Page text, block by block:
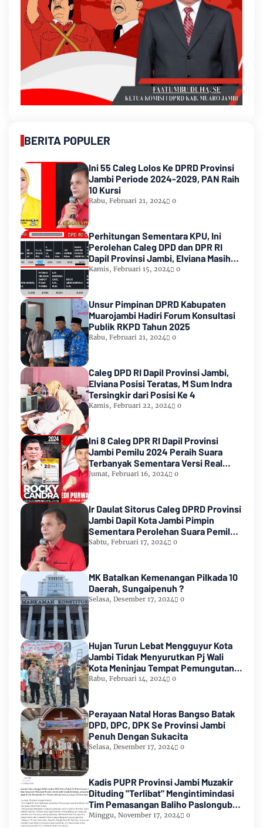
BERITA POPULER
Ini 55 Caleg Lolos Ke DPRD Provinsi
Jambi Periode 2024-2029, PAN Raih
10 Kursi
Rabu, Februari 21, 2024 0
Perhitungan Sementara KPU, Ini
Perolehan Caleg DPD dan DPR RI
Dapil Provinsi Jambi, Elviana Masih
Urutan Kedua Teratas
Kamis, Februari 15, 2024 0
Unsur Pimpinan DPRD Kabupaten
Muarojambi Hadiri Forum Konsultasi
Publik RKPD Tahun 2025
Rabu, Februari 21, 2024 0
Caleg DPD RI Dapil Provinsi Jambi,
Elviana Posisi Teratas, M Sum Indra
Tersingkir dari Posisi Ke 4
Kamis, Februari 22, 2024 0
Ini 8 Caleg DPR RI Dapil Provinsi
Jambi Pemilu 2024 Peraih Suara
Terbanyak Sementara Versi Real
Count KPU RI
Jumat, Februari 16, 2024 0
Ir Daulat Sitorus Caleg DPRD Provinsi
Jambi Dapil Kota Jambi Pimpin
Sementara Perolehan Suara Pemilu
2024
Sabtu, Februari 17, 2024 0
MK Batalkan Kemenangan Pilkada 10
Daerah, Sungaipenuh ?
Selasa, Desember 17, 2024 0
Hujan Turun Lebat Mengguyur Kota
Jambi Tidak Menyurutkan Pj Wali
Kota Meninjau Tempat Pemungutan
Suara Pemilu 2024
Rabu, Februari 14, 2024 0
Perayaan Natal Horas Bangso Batak
DPD, DPC, DPK Se Provinsi Jambi
Penuh Dengan Sukacita
Selasa, Desember 17, 2024 0
Kadis PUPR Provinsi Jambi Muzakir
Dituding "Terlibat" Mengintimindasi
Tim Pemasangan Baliho Paslongub
Romi-Sudirman
Minggu, November 17, 2024 0